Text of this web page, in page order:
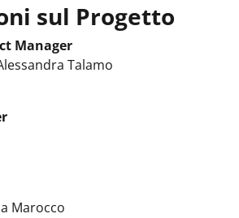
sul Progetto
Manager
Talamo
Marocco